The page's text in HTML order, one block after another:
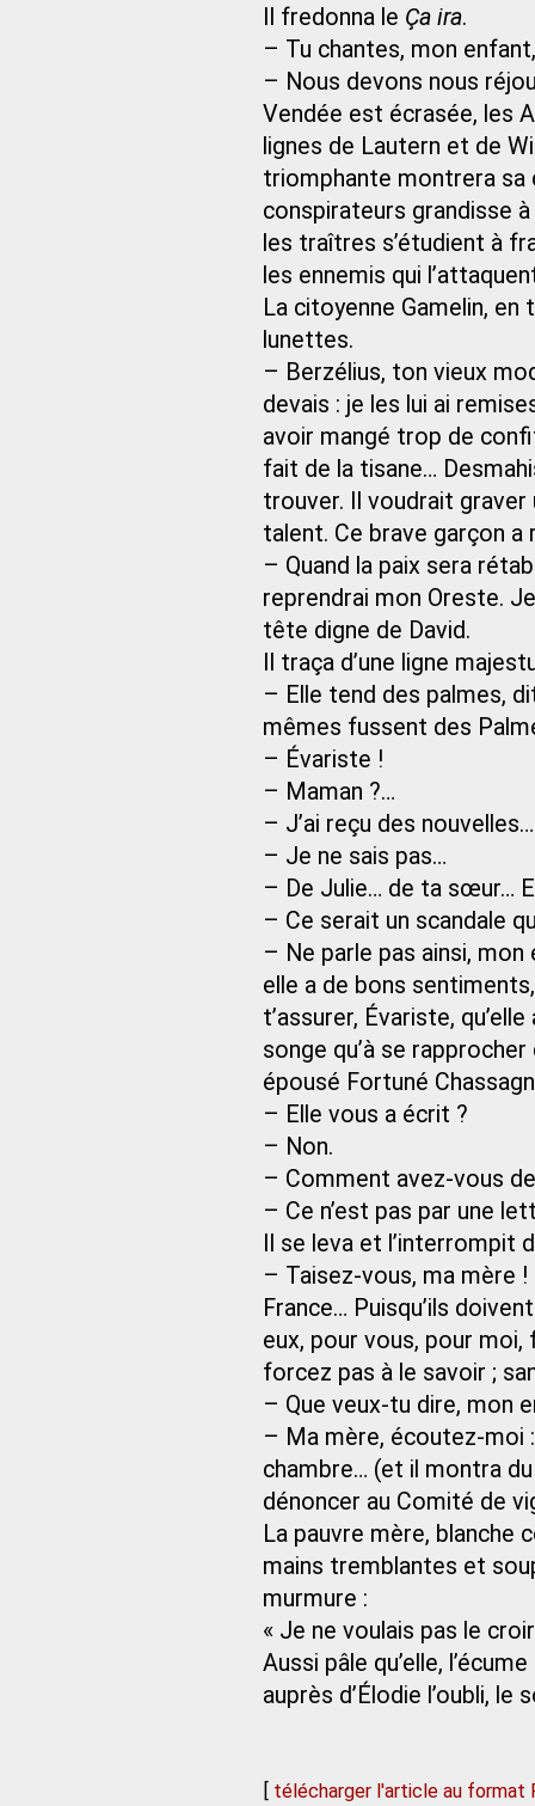
Il fredonna le Ça ira.
– Tu chantes, mon
– Nous devons nous
Vendée est écrasée, les
lignes de Lautern et de
triomphante montrera sa
conspirateurs grandisse
les traîtres s’étudient à
les ennemis qui
La citoyenne Gamelin,
lunettes.
– Berzélius, ton vieux
devais : je les lui ai
avoir mangé trop de
fait de la tisane…
trouver. Il voudrait
talent. Ce brave garçon
– Quand la paix sera
reprendrai mon Oreste.
tête digne de David.
Il traça d’une ligne
– Elle tend des palmes,
mêmes fussent des
– Évariste !
– Maman ?…
– J’ai reçu des
– Je ne sais pas…
– De Julie… de ta sœur…
– Ce serait un scandale
– Ne parle pas ainsi,
elle a de bons
t’assurer, Évariste,
songe qu’à se
épousé Fortuné
– Elle vous a écrit ?
– Non.
– Comment avez-vous
– Ce n’est pas par une
Il se leva et l’interrompit
– Taisez-vous, ma mère
France… Puisqu’ils
eux, pour vous, pour moi,
forcez pas à le savoir ;
– Que veux-tu dire, mon
– Ma mère, écoutez-moi
chambre… (et il montra
dénoncer au Comité de
La pauvre mère,
mains tremblantes et
murmure :
« Je ne voulais pas le
Aussi pâle qu’elle,
auprès d’Élodie l’oubli,
[ télécharger l'article au format